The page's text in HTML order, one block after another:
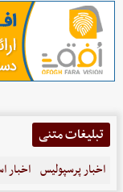
تبلیغات متنی
اخبار پرسپولیس اخبار